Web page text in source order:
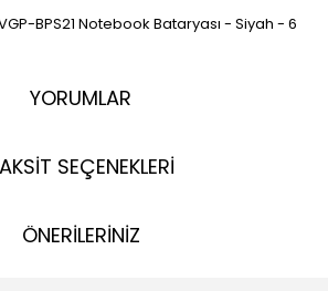
BPS21 Notebook Bataryası - Siyah - 6
YORUMLAR
SEÇENEKLERİ
ÖNERİLERİNİZ